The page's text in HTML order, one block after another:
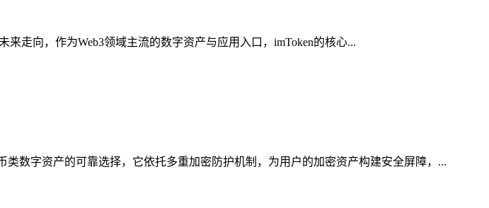
走向，作为Web3领域主流的数字资产与应用入口，imToken的核心...
数字资产的可靠选择，它依托多重加密防护机制，为用户的加密资产构建安全屏障，...